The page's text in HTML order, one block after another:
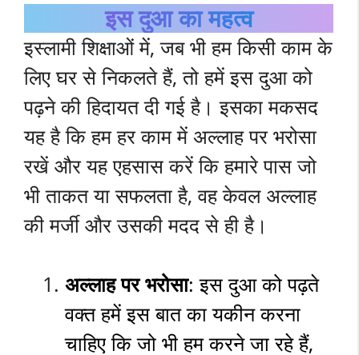
इस दुआ का महत्व
इस्लामी शिक्षाओं में, जब भी हम किसी काम के
लिए घर से निकलते हैं, तो हमें इस दुआ को
पढ़ने की हिदायत दी गई है। इसका मकसद
यह है कि हम हर काम में अल्लाह पर भरोसा
रखें और यह एहसास करें कि हमारे पास जो
भी ताकत या सफलता है, वह केवल अल्लाह
की मर्जी और उसकी मदद से ही है।
अल्लाह पर भरोसा: इस दुआ को पढ़ते
वक्त हमें इस बात का यकीन करना
चाहिए कि जो भी हम करने जा रहे हैं,